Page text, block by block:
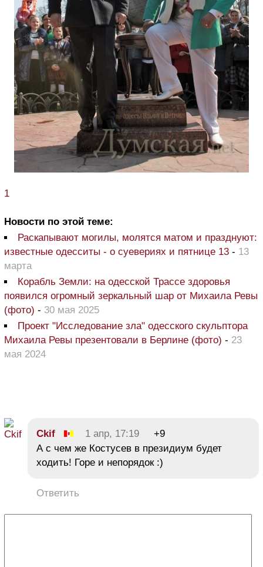
1
Новости по этой теме:
Раскапывают могилы, молятся матом и празднуют:
известные одесситы - о суевериях и пятнице 13 - 13
марта
Корабль Земли: на одесской Трассе здоровья
появился огромный зеркальный шар от Михаила Ревы
(фото) - 30 мая 2025
Проект "Исследование зла" одесского скульптора
Михаила Ревы презентовали в Берлине (фото) - 23
мая 2024
Ckif 1 апр, 17:19
+9
А с чем же Костусев в президиум будет
ходить! Горе и непорядок :)
Ответить